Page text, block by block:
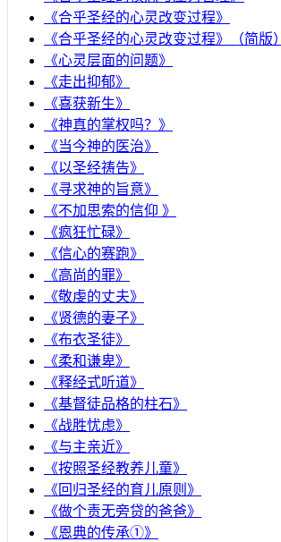
《合乎圣经的心灵改变过程》
《合乎圣经的心灵改变过程》（简版）
《心灵层面的问题》
《走出抑郁》
《喜获新生》
《神真的掌权吗？》
《当今神的医治》
《以圣经祷告》
《寻求神的旨意》
《不加思索的信仰 》
《疯狂忙碌》
《信心的赛跑》
《高尚的罪》
《敬虔的丈夫》
《贤德的妻子》
《布衣圣徒》
《柔和谦卑》
《释经式听道》
《基督徒品格的柱石》
《战胜忧虑》
《与主亲近》
《按照圣经教养儿童》
《回归圣经的育儿原则》
《做个责无旁贷的爸爸》
《恩典的传承①》